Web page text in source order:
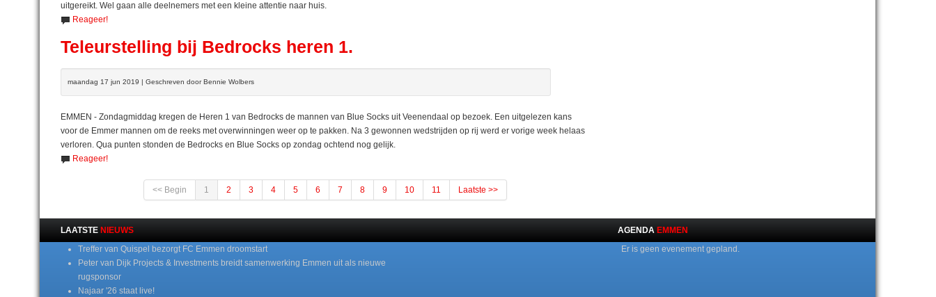
uitgereikt. Wel gaan alle deelnemers met een kleine attentie naar huis.
Reageer!
Teleurstelling bij Bedrocks heren 1.
maandag 17 jun 2019 | Geschreven door Bennie Wolbers
EMMEN - Zondagmiddag kregen de Heren 1 van Bedrocks de mannen van Blue Socks uit Veenendaal op bezoek. Een uitgelezen kans
voor de Emmer mannen om de reeks met overwinningen weer op te pakken. Na 3 gewonnen wedstrijden op rij werd er vorige week helaas
verloren. Qua punten stonden de Bedrocks en Blue Socks op zondag ochtend nog gelijk.
Reageer!
<< Begin 1 2 3 4 5 6 7 8 9 10 11 Laatste >>
LAATSTE NIEUWS
Treffer van Quispel bezorgt FC Emmen droomstart
Peter van Dijk Projects & Investments breidt samenwerking Emmen uit als nieuwe
rugsponsor
Najaar '26 staat live!
AGENDA EMMEN
Er is geen evenement gepland.